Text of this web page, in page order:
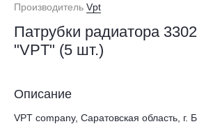
Производитель Vpt
Патрубки радиатора
"VPT" (5 шт.)
Описание
VPT company, Саратовская область, г.